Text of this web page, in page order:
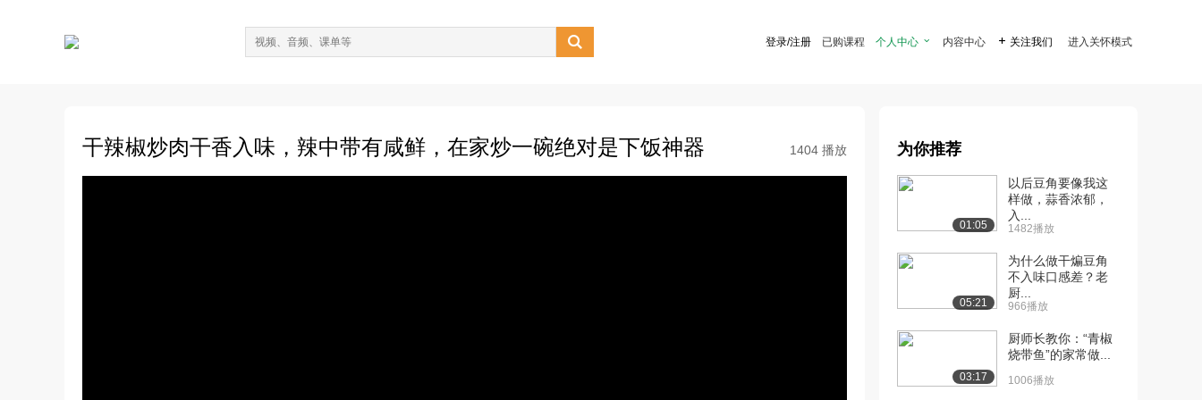
 登录/注册 已购课程 个人中心  内容中心  关注我们 进入关怀模式
干辣椒炒肉干香入味，辣中带有咸鲜，在家炒一碗绝对是下饭神器 1404 播放 为你推荐
01:05
以后豆角要像我这
样做，蒜香浓郁，
入...
1482播放
05:21
为什么做干煸豆角
不入味口感差？老
厨...
966播放
03:17
厨师长教你：“青椒
烧带鱼”的家常做...
1006播放